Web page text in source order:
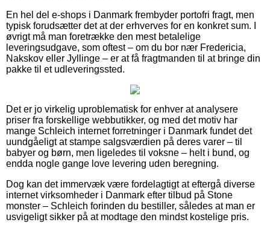
En hel del e-shops i Danmark frembyder portofri fragt, men
typisk forudsætter det at der erhverves for en konkret sum. I
øvrigt må man foretrække den mest betalelige
leveringsudgave, som oftest – om du bor nær Fredericia,
Nakskov eller Jyllinge – er at få fragtmanden til at bringe din
pakke til et udleveringssted.
Det er jo virkelig uproblematisk for enhver at analysere
priser fra forskellige webbutikker, og med det motiv har
mange Schleich internet forretninger i Danmark fundet det
uundgåeligt at stampe salgsværdien på deres varer – til
babyer og børn, men ligeledes til voksne – helt i bund, og
endda nogle gange love levering uden beregning.
Dog kan det immervæk være fordelagtigt at eftergå diverse
internet virksomheder i Danmark efter tilbud på Stone
monster – Schleich forinden du bestiller, således at man er
usvigeligt sikker på at modtage den mindst kostelige pris.